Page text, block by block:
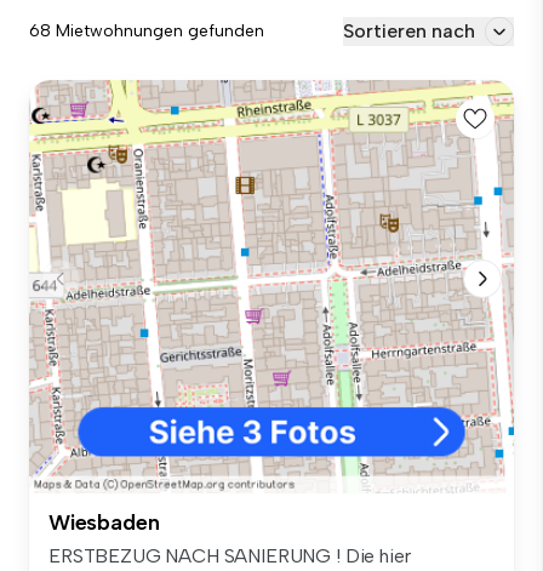
68 Mietwohnungen gefunden Sortieren nach
Wiesbaden
ERSTBEZUG NACH SANIERUNG ! Die hier